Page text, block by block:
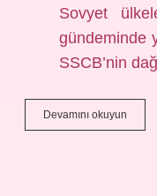
Sovyet
gündeminde
SSCB’nin
Devamını okuyun
Birliği